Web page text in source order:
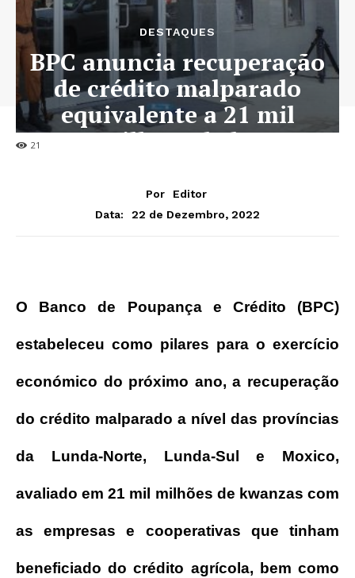
21
DESTAQUES
BPC anuncia recuperação
de crédito malparado
equivalente a 21 mil
milhões de kz
Por
Editor
Data:
22 de Dezembro, 2022
O Banco de Poupança e Crédito (BPC)
estabeleceu como pilares para o exercício
económico do próximo ano, a recuperação
do crédito malparado a nível das províncias
da Lunda-Norte, Lunda-Sul e Moxico,
avaliado em 21 mil milhões de kwanzas com
as empresas e cooperativas que tinham
beneficiado do crédito agrícola, bem como